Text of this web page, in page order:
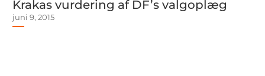
Krakas vurdering af DF’s valgoplæg
juni 9, 2015